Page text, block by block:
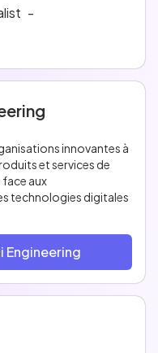
-
innovantes à
et services de
aux
technologies digitales
Engineering